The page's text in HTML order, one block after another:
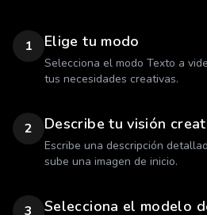
1 Elige tu modo
Selecciona el modo Texto a
tus necesidades creativas.
2 Describe tu visión
Escribe una descripción
sube una imagen de inicio.
3 Selecciona el modelo